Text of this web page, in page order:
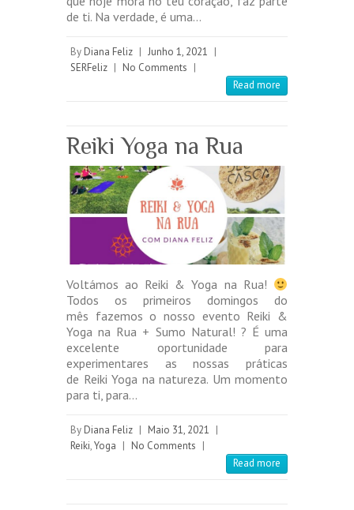
de ti. Na verdade, é uma…
By Diana Feliz | Junho 1, 2021 |
SERFeliz | No Comments |
Read more
Reiki Yoga na Rua
Voltámos ao Reiki & Yoga na Rua!
Todos os primeiros domingos do
mês fazemos o nosso evento Reiki &
Yoga na Rua + Sumo Natural! ? É uma
excelente oportunidade para
experimentares as nossas práticas
de Reiki Yoga na natureza. Um momento
para ti, para…
By Diana Feliz | Maio 31, 2021 |
Reiki,Yoga | No Comments |
Read more